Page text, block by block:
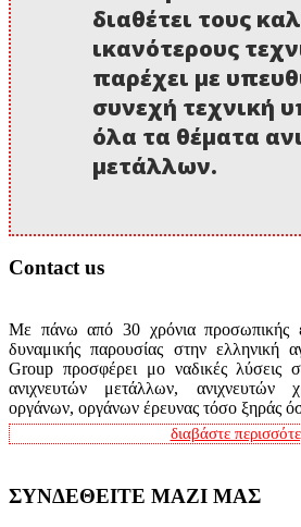
διαθέτει τους
ικανότερους
παρέχει με
συνεχή τεχνική
όλα τα θέματα
μετάλλων.
Contact us
Με πάνω από 30 χρόνια προσωπικής
δυναμικής παρουσίας στην ελληνική
Group προσφέρει μο ναδικές λύσεις
ανιχνευτών μετάλλων, ανιχνευτών
οργάνων, οργάνων έρευνας τόσο ξηράς
διαβάστε
ΣΥΝΔΕΘΕΙΤΕ ΜΑΖΙ ΜΑΣ